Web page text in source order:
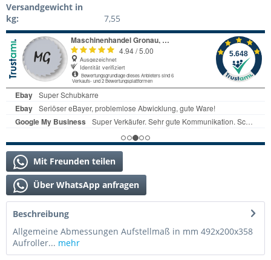
Versandgewicht in
kg:
7,55
Mit Freunden teilen
Über WhatsApp anfragen
Beschreibung
Allgemeine Abmessungen Aufstellmaß in mm 492x200x358
Aufroller... mehr